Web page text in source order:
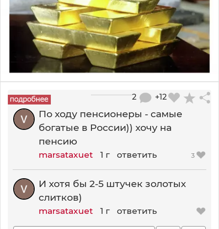
+12
2
По ходу пенсионеры - самые
богатые в России)) хочу на
пенсию
marsataxuet 1 г ответить 3
И хотя бы 2-5 штучек золотых
слитков)
marsataxuet 1 г ответить